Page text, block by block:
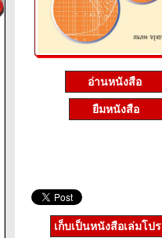
อ่านหนังสือ
ยืมหนังสือ
เก็บเป็นหนังสือเล่มโป